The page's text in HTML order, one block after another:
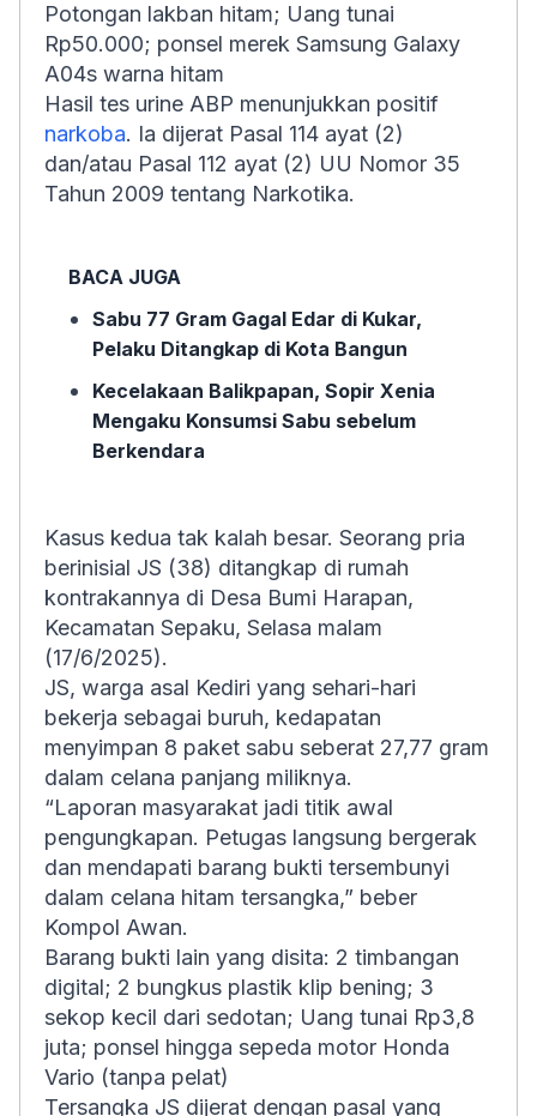
Potongan lakban hitam; Uang tunai
Rp50.000; ponsel merek Samsung Galaxy
A04s warna hitam
Hasil tes urine ABP menunjukkan positif
narkoba. Ia dijerat Pasal 114 ayat (2)
dan/atau Pasal 112 ayat (2) UU Nomor 35
Tahun 2009 tentang Narkotika.
BACA JUGA
Sabu 77 Gram Gagal Edar di Kukar,
Pelaku Ditangkap di Kota Bangun
Kecelakaan Balikpapan, Sopir Xenia
Mengaku Konsumsi Sabu sebelum
Berkendara
Kasus kedua tak kalah besar. Seorang pria
berinisial JS (38) ditangkap di rumah
kontrakannya di Desa Bumi Harapan,
Kecamatan Sepaku, Selasa malam
(17/6/2025).
JS, warga asal Kediri yang sehari-hari
bekerja sebagai buruh, kedapatan
menyimpan 8 paket sabu seberat 27,77 gram
dalam celana panjang miliknya.
“Laporan masyarakat jadi titik awal
pengungkapan. Petugas langsung bergerak
dan mendapati barang bukti tersembunyi
dalam celana hitam tersangka,” beber
Kompol Awan.
Barang bukti lain yang disita: 2 timbangan
digital; 2 bungkus plastik klip bening; 3
sekop kecil dari sedotan; Uang tunai Rp3,8
juta; ponsel hingga sepeda motor Honda
Vario (tanpa pelat)
Tersangka JS dijerat dengan pasal yang